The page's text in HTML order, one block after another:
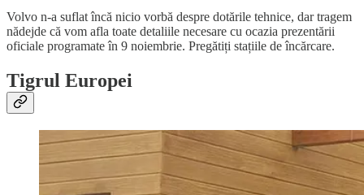
Volvo n-a suflat încă nicio vorbă despre dotările tehnice, dar tragem
nădejde că vom afla toate detaliile necesare cu ocazia prezentării
oficiale programate în 9 noiembrie. Pregătiți stațiile de încărcare.
Tigrul Europei